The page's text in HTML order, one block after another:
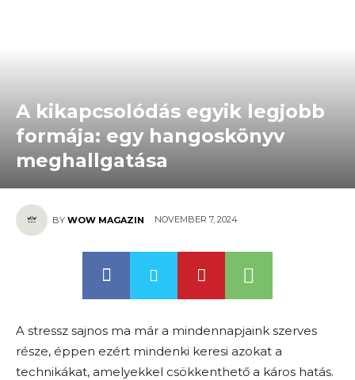
A kikapcsolódás egyik legjobb
formája: egy hangoskönyv
meghallgatása
BY WOW MAGAZIN NOVEMBER 7, 2024
A stressz sajnos ma már a mindennapjaink szerves
része, éppen ezért mindenki keresi azokat a
technikákat, amelyekkel csökkenthető a káros hatás.